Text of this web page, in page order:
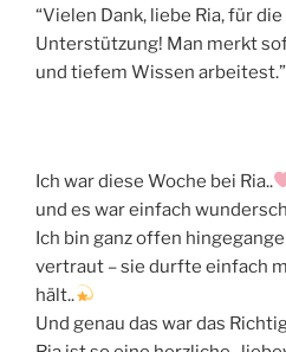
“Vielen Dank, liebe Ria, für
Unterstützung! Man merkt
und tiefem Wissen arbeitest.”
Ich war diese Woche bei Ria..
und es war einfach
Ich bin ganz offen
vertraut – sie durfte einfach
hält..
Und genau das war das